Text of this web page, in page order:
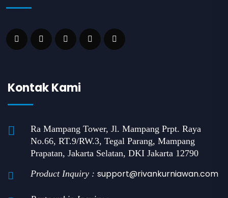
Kontak Kami
Ra Mampang Tower, Jl. Mampang Prpt. Raya
No.66, RT.9/RW.3, Tegal Parang, Mampang
Prapatan, Jakarta Selatan, DKI Jakarta 12790
Product Inquiry : support@rivankurniawan.com